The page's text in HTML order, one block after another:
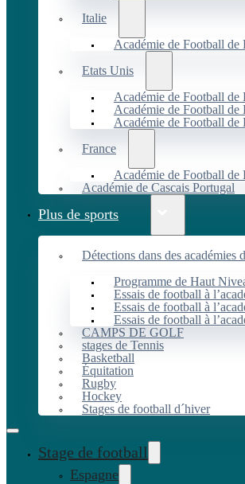
Italie
Académie de Football
Etats Unis
Académie de Football
Académie de Football
Académie de Football
France
Académie de Football
Académie de Cascais Portugal
Plus de sports
Détections dans des académies
Programme de Haut
Essais de football à
Essais de football à
Essais de football à
CAMPS DE GOLF
stages de Tennis
Basketball
Équitation
Rugby
Hockey
Stages de football d´hiver
Stage de football
Espagne